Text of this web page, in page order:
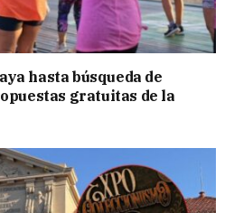
hasta búsqueda de
gratuitas de la